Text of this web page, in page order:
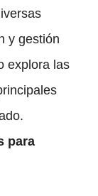
y gestión
explora las
para